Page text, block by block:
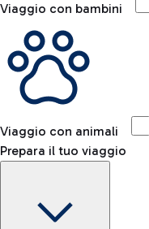
Viaggio con bambini
Viaggio con animali
Prepara il tuo viaggio